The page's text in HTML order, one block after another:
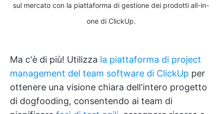
sul mercato con la piattaforma di gestione dei prodotti all-in-
one di ClickUp.
Ma c'è di più! Utilizza la piattaforma di project
management del team software di ClickUp per
ottenere una visione chiara dell'intero progetto
di dogfooding, consentendo ai team di